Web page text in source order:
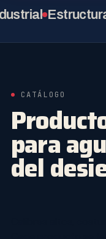
Estructuras a
CATÁLOGO
para
del